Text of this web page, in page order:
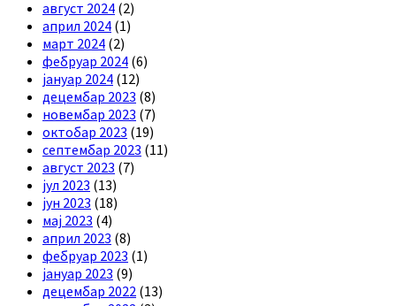
август 2024 (2)
април 2024 (1)
март 2024 (2)
фебруар 2024 (6)
јануар 2024 (12)
децембар 2023 (8)
новембар 2023 (7)
октобар 2023 (19)
септембар 2023 (11)
август 2023 (7)
јул 2023 (13)
јун 2023 (18)
мај 2023 (4)
април 2023 (8)
фебруар 2023 (1)
јануар 2023 (9)
децембар 2022 (13)